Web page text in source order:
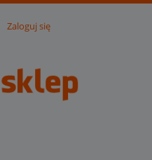
Zaloguj się